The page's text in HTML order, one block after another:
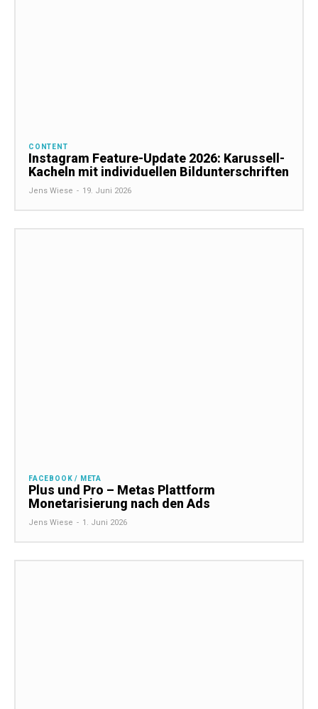
CONTENT
Instagram Feature-Update 2026: Karussell-
Kacheln mit individuellen Bildunterschriften
Jens Wiese - 19. Juni 2026
FACEBOOK / META
Plus und Pro – Metas Plattform
Monetarisierung nach den Ads
Jens Wiese - 1. Juni 2026